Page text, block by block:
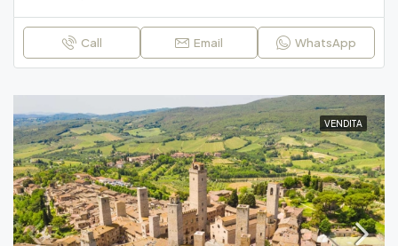
Call Email WhatsApp
VENDITA